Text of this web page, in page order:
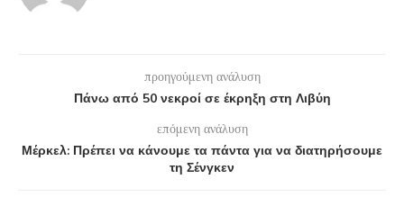
προηγούμενη ανάλυση
Πάνω από 50 νεκροί σε έκρηξη στη Λιβύη
επόμενη ανάλυση
Μέρκελ: Πρέπει να κάνουμε τα πάντα για να διατηρήσουμε
τη Σένγκεν